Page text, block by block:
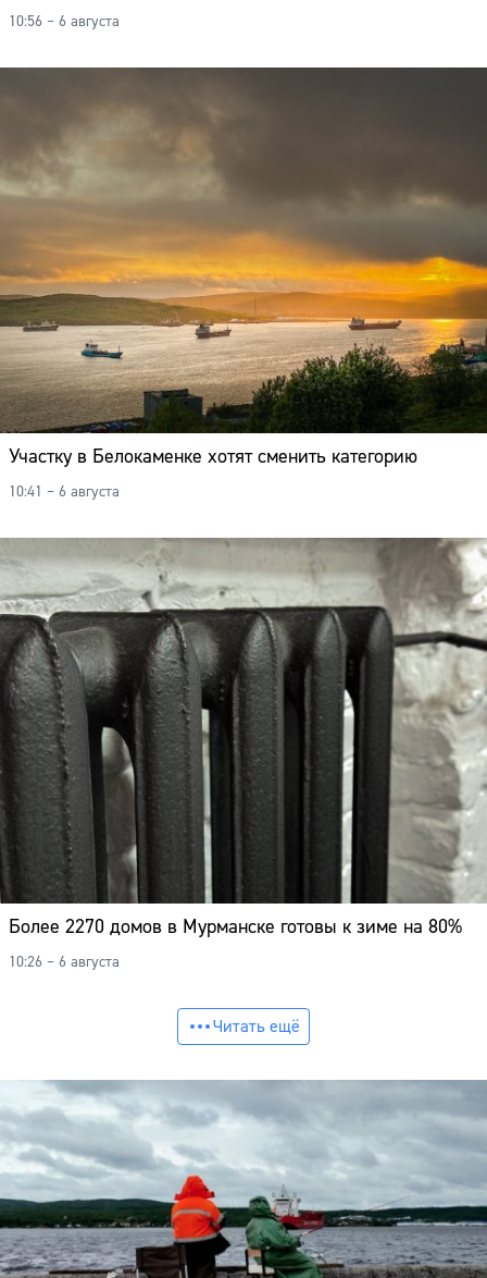
10:56 – 6 августа
Участку в Белокаменке хотят сменить категорию
10:41 – 6 августа
Более 2270 домов в Мурманске готовы к зиме на 80%
10:26 – 6 августа
Читать ещё